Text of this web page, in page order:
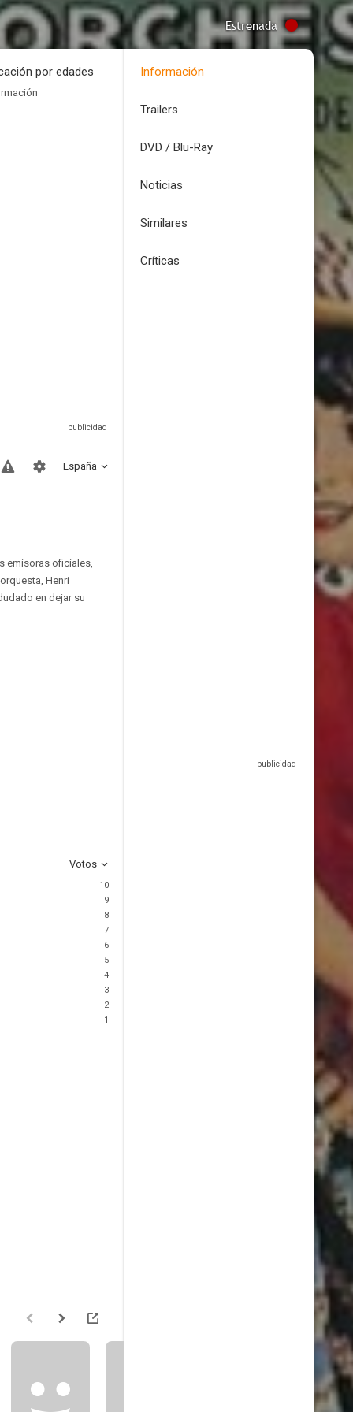
Estrenada
por edades
España
emisoras oficiales,
Henri
en dejar su
Votos
10
9
8
7
6
5
4
3
2
1
Información
Trailers
DVD / Blu-Ray
Noticias
Similares
Críticas